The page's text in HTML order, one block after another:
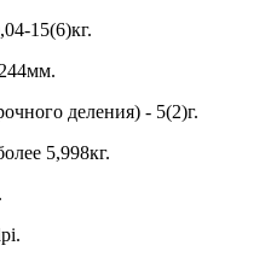
15(6)кг.
деления) - 5(2)г.
5,998кг.